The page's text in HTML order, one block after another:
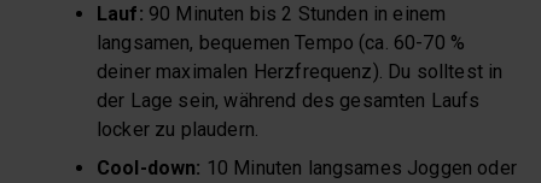
Lauf: 90 Minuten bis 2 Stunden in einem
langsamen, bequemen Tempo (ca. 60-70 %
deiner maximalen Herzfrequenz). Du solltest in
der Lage sein, während des gesamten Laufs
locker zu plaudern.
Cool-down: 10 Minuten langsames Joggen oder